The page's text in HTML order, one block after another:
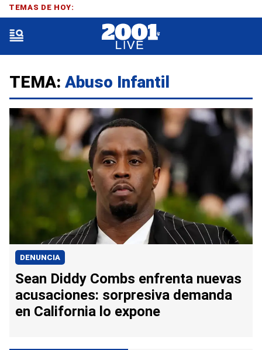
TEMA: Abuso Infantil
DENUNCIA
Sean Diddy Combs enfrenta nuevas
acusaciones: sorpresiva demanda
en California lo expone
TEMAS DE HOY: